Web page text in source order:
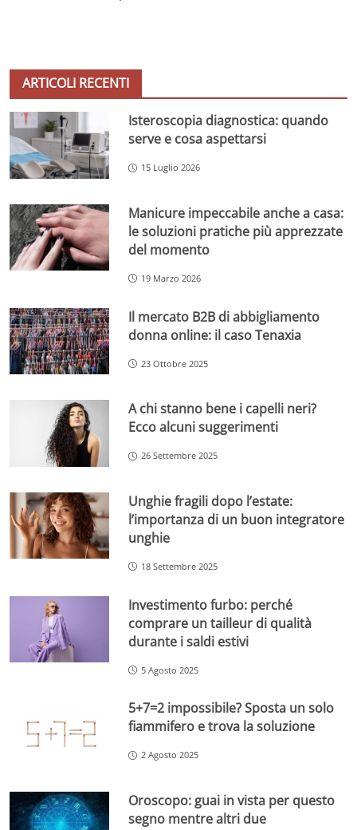
ARTICOLI RECENTI
Isteroscopia diagnostica: quando
serve e cosa aspettarsi
15 Luglio 2026
Manicure impeccabile anche a casa:
le soluzioni pratiche più apprezzate
del momento
19 Marzo 2026
Il mercato B2B di abbigliamento
donna online: il caso Tenaxia
23 Ottobre 2025
A chi stanno bene i capelli neri?
Ecco alcuni suggerimenti
26 Settembre 2025
Unghie fragili dopo l’estate:
l’importanza di un buon integratore
unghie
18 Settembre 2025
Investimento furbo: perché
comprare un tailleur di qualità
durante i saldi estivi
5 Agosto 2025
5+7=2 impossibile? Sposta un solo
fiammifero e trova la soluzione
2 Agosto 2025
Oroscopo: guai in vista per questo
segno mentre altri due